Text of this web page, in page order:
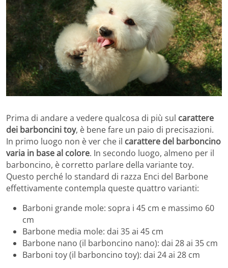
Prima di andare a vedere qualcosa di più sul carattere
dei barboncini toy, è bene fare un paio di precisazioni.
In primo luogo non è ver che il carattere del barboncino
varia in base al colore. In secondo luogo, almeno per il
barboncino, è corretto parlare della variante toy.
Questo perché lo standard di razza Enci del Barbone
effettivamente contempla queste quattro varianti:
Barboni grande mole: sopra i 45 cm e massimo 60
cm
Barbone media mole: dai 35 ai 45 cm
Barbone nano (il barboncino nano): dai 28 ai 35 cm
Barboni toy (il barboncino toy): dai 24 ai 28 cm